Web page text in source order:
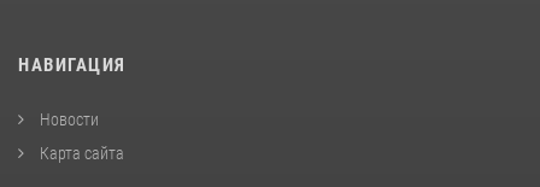
НАВИГАЦИЯ
Новости
Карта сайта